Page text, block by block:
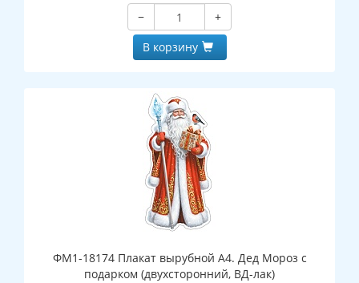
−
+
В корзину
ФМ1-18174 Плакат вырубной А4. Дед Мороз с
подарком (двухсторонний, ВД-лак)